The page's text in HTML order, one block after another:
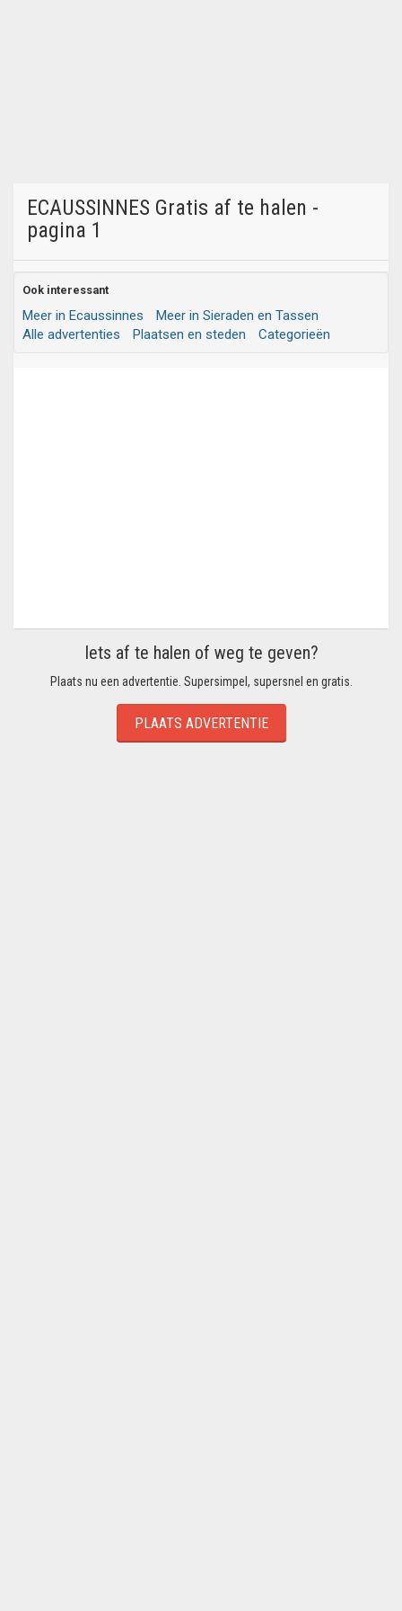
ECAUSSINNES Gratis af te halen -
pagina 1
Ook interessant
Meer in Ecaussinnes
Meer in Sieraden en Tassen
Alle advertenties
Plaatsen en steden Categorieën
Iets af te halen of weg te geven?
Plaats nu een advertentie. Supersimpel, supersnel en gratis.
PLAATS ADVERTENTIE